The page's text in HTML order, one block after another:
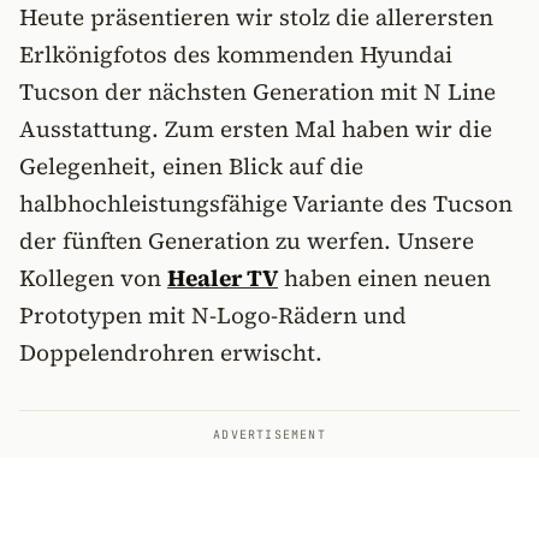
Heute präsentieren wir stolz die allerersten
Erlkönigfotos des kommenden Hyundai
Tucson der nächsten Generation mit N Line
Ausstattung. Zum ersten Mal haben wir die
Gelegenheit, einen Blick auf die
halbhochleistungsfähige Variante des Tucson
der fünften Generation zu werfen. Unsere
Kollegen vonHealer TVhaben einen neuen
Prototypen mit N-Logo-Rädern und
Doppelendrohren erwischt.
ADVERTISEMENT